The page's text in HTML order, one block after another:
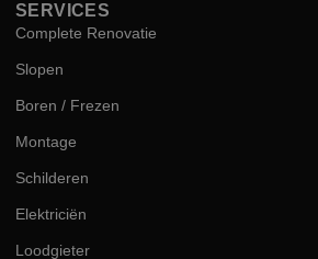
SERVICES
Complete Renovatie
Slopen
Boren / Frezen
Montage
Schilderen
Elektriciën
Loodgieter